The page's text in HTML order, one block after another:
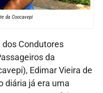
da Coocavepi
Condutores
da
Edimar Vieira de
diária já era uma